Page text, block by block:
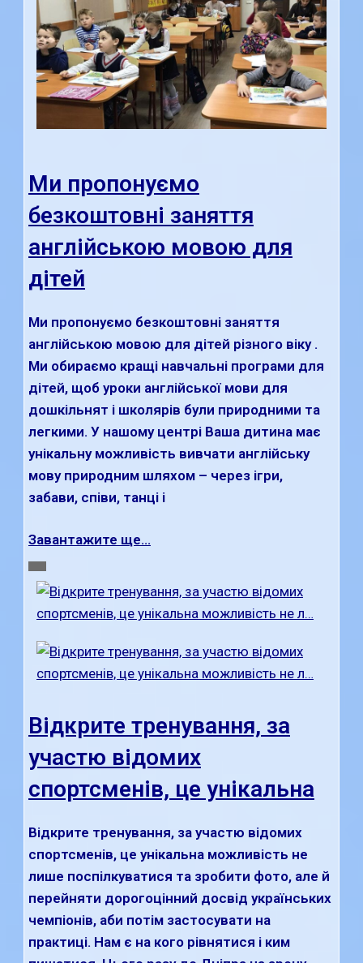
Ми пропонуємо
безкоштовні заняття
англійською мовою для
дітей
Ми пропонуємо безкоштовні заняття
англійською мовою для дітей різного віку .
Ми обираємо кращі навчальні програми для
дітей, щоб уроки англійської мови для
дошкільнят і школярів були природними та
легкими. У нашому центрі Ваша дитина має
унікальну можливість вивчати англійську
мову природним шляхом – через ігри,
забави, співи, танці і
Завантажите ще...
Відкрите тренування, за
участю відомих
спортсменів, це унікальна
Відкрите тренування, за участю відомих
спортсменів, це унікальна можливість не
лише поспілкуватися та зробити фото, але й
перейняти дорогоцінний досвід українських
чемпіонів, аби потім застосувати на
практиці. Нам є на кого рівнятися і ким